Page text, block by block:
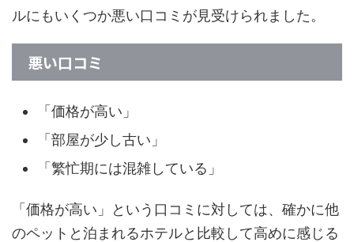
ルにもいくつか悪い口コミが見受けられました。
悪い口コミ
「価格が高い」
「部屋が少し古い」
「繁忙期には混雑している」
「価格が高い」という口コミに対しては、確かに他
のペットと泊まれるホテルと比較して高めに感じる